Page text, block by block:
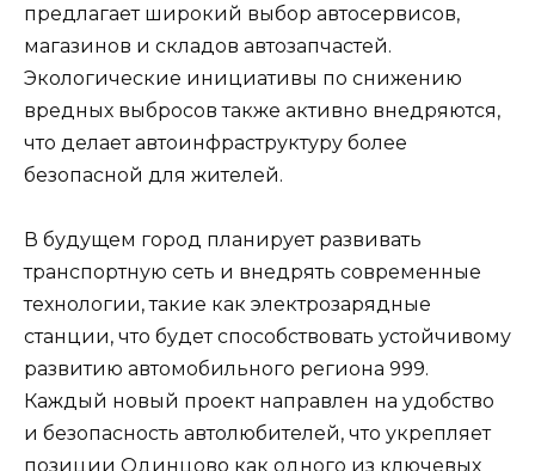
предлагает широкий выбор автосервисов,
магазинов и складов автозапчастей.
Экологические инициативы по снижению
вредных выбросов также активно внедряются,
что делает автоинфраструктуру более
безопасной для жителей.
В будущем город планирует развивать
транспортную сеть и внедрять современные
технологии, такие как электрозарядные
станции, что будет способствовать устойчивому
развитию автомобильного региона 999.
Каждый новый проект направлен на удобство
и безопасность автолюбителей, что укрепляет
позиции Одинцово как одного из ключевых